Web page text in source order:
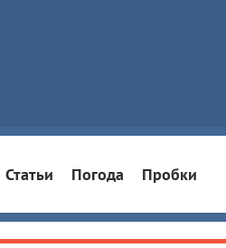
Статьи Погода Пробки